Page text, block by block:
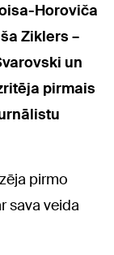
Horoviča
Ziklers –
un
pirmais
pirmo
sava veida